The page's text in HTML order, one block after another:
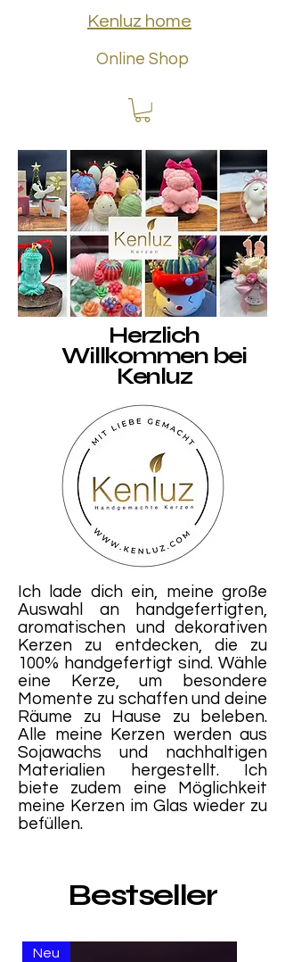
Kenluz home
Online Shop
Herzlich
Willkommen bei
Kenluz
Ich lade dich ein, meine große
Auswahl an handgefertigten,
aromatischen und dekorativen
Kerzen zu entdecken, die zu
100% handgefertigt sind. Wähle
eine Kerze, um besondere
Momente zu schaffen und deine
Räume zu Hause zu beleben.
Alle meine Kerzen werden aus
Sojawachs und nachhaltigen
Materialien hergestellt. Ich
biete zudem eine Möglichkeit
meine Kerzen im Glas wieder zu
befüllen.
Bestseller
Neu